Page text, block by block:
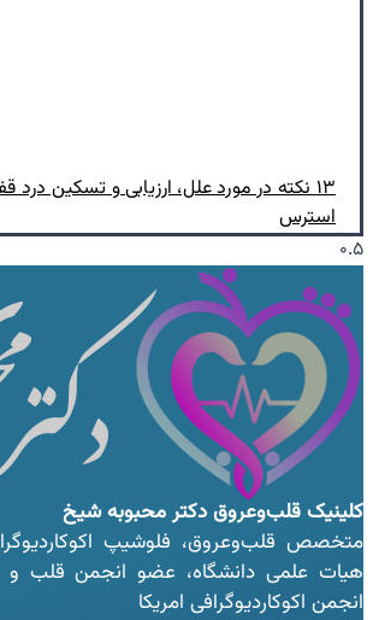
۱۳ نکته در مورد علل، ارزیابی و تسکین
استرس
کلینیک قلب‌وعروقدکتر محبوبه شیخ
متخصص قلب‌وعروق، فلوشیپ
هیات علمی دانشگاه، عضو انجمن قلب و
انجمن اکوکاردیوگرافی امریکا